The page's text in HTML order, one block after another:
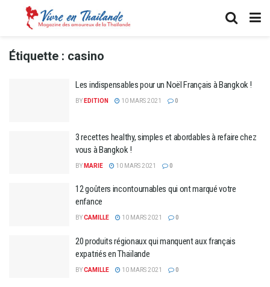
Étiquette : casino
Les indispensables pour un Noël Français à Bangkok !
BY EDITION 10 MARS 2021 0
3 recettes healthy, simples et abordables à refaire chez
vous à Bangkok !
BY MARIE 10 MARS 2021 0
12 goûters incontournables qui ont marqué votre
enfance
BYCAMILLE 10 MARS 2021 0
20 produits régionaux qui manquent aux français
expatriés en Thaïlande
BYCAMILLE 10 MARS 2021 0